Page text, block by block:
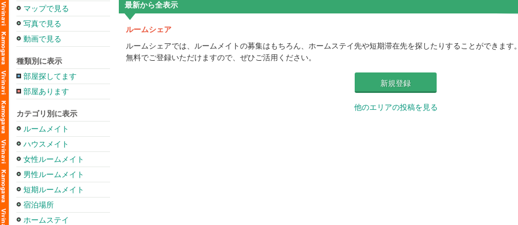
マップで見る
写真で見る
動画で見る
種類別に表示
部屋探してます
部屋あります
カテゴリ別に表示
ルームメイト
ハウスメイト
女性ルームメイト
男性ルームメイト
短期ルームメイト
宿泊場所
ホームステイ
最新から全表示
ルームシェア
ルームシェアでは、ルームメイトの募集はもちろん、ホームステイ先や短期滞在先を探したりすることができます。
無料でご登録いただけますので、ぜひご活用ください。
新規登録
他のエリアの投稿を見る